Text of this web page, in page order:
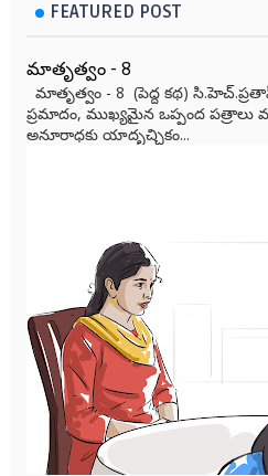
FEATURED POST
మాతృత్వం - 8
మాతృత్వం - 8 (పెద్ద కథ)
ప్రమాదం, ముఖ్యమైన ఒప్పంద
అనూరాధకు యాదృచ్ఛికం...